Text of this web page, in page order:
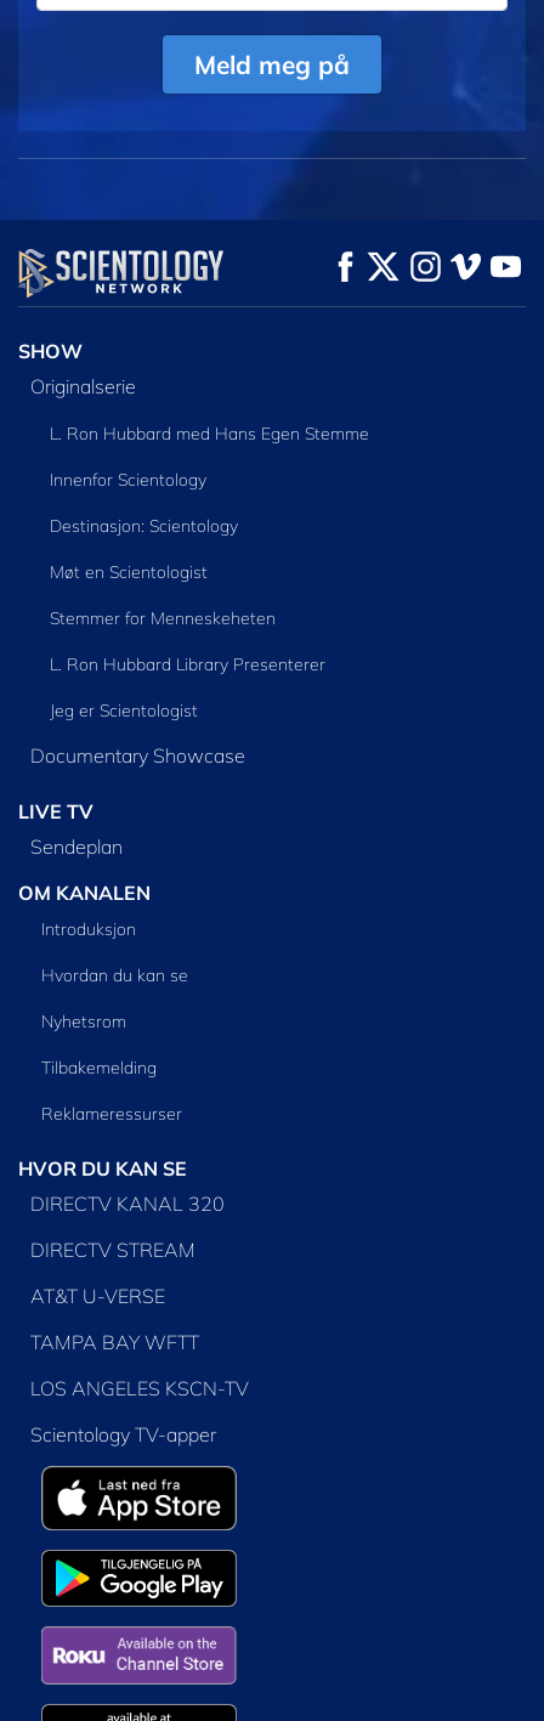
Meld meg på
SHOW
Originalserie
L. Ron Hubbard med Hans Egen Stemme
Innenfor Scientology
Destinasjon: Scientology
Møt en Scientologist
Stemmer for Menneskeheten
L. Ron Hubbard Library Presenterer
Jeg er Scientologist
Documentary Showcase
LIVE TV
Sendeplan
OM KANALEN
Introduksjon
Hvordan du kan se
Nyhetsrom
Tilbakemelding
Reklameressurser
HVOR DU KAN SE
DIRECTV KANAL 320
DIRECTV STREAM
AT&T U-VERSE
TAMPA BAY WFTT
LOS ANGELES KSCN-TV
Scientology TV-apper